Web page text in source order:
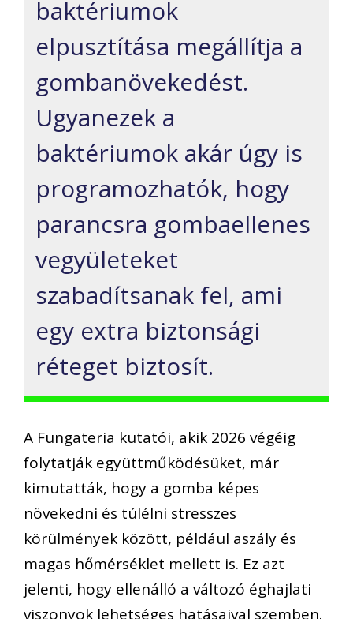
baktériumok
elpusztítása megállítja a
gombanövekedést.
Ugyanezek a
baktériumok akár úgy is
programozhatók, hogy
parancsra gombaellenes
vegyületeket
szabadítsanak fel, ami
egy extra biztonsági
réteget biztosít.
A Fungateria kutatói, akik 2026 végéig
folytatják együttműködésüket, már
kimutatták, hogy a gomba képes
növekedni és túlélni stresszes
körülmények között, például aszály és
magas hőmérséklet mellett is. Ez azt
jelenti, hogy ellenálló a változó éghajlati
viszonyok lehetséges hatásaival szemben.